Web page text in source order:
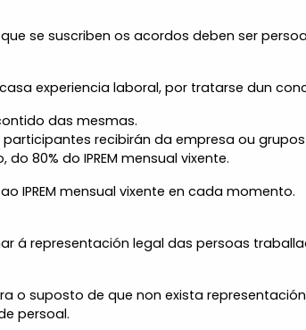
se suscriben os acordos deben ser
experiencia laboral, por tratarse dun
das mesmas.
recibirán da empresa ou
80% do IPREM mensual vixente.
IPREM mensual vixente en cada momento.
á representación legal das persoas
o suposto de que non exista
persoal.